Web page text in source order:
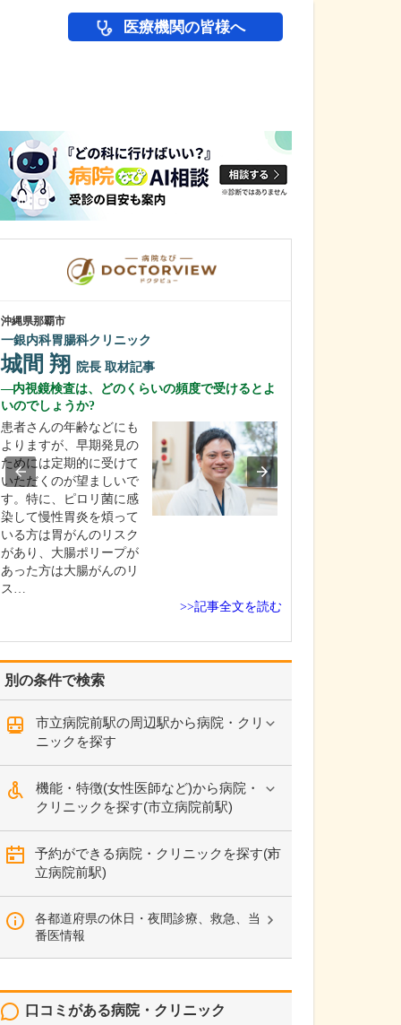
医療機関の皆様へ
別の条件で検索
市立病院前駅の周辺駅から病院・クリ
ニックを探す
機能・特徴(女性医師など)から病院・
クリニックを探す(市立病院前駅)
予約ができる病院・クリニックを探す(市
立病院前駅)
各都道府県の休日・夜間診療、救急、当
番医情報
口コミがある病院・クリニック
沖縄県那覇市
一銀内科胃腸科クリニック
城間 翔 院長 取材記事
内視鏡検査は、どのくらいの頻度で受けるとよ
いのでしょうか?
患者さんの年齢などにも
よりますが、早期発見の
ためには定期的に受けて
いただくのが望ましいで
す。特に、ピロリ菌に感
染して慢性胃炎を煩って
いる方は胃がんのリスク
があり、大腸ポリープが
あった方は大腸がんのリ
ス…
>>記事全文を読む